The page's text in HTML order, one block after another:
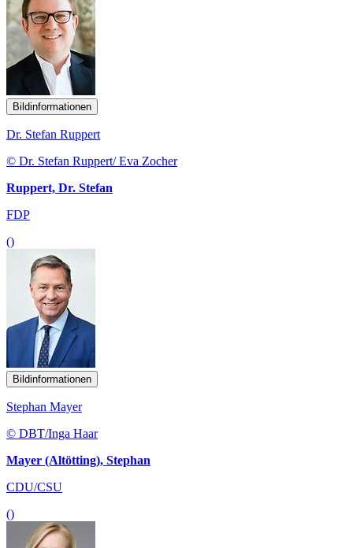
Bildinformationen
Dr. Stefan Ruppert
© Dr. Stefan Ruppert/ Eva Zocher
Ruppert, Dr. Stefan
FDP
()
Bildinformationen
Stephan Mayer
© DBT/Inga Haar
Mayer (Altötting), Stephan
CDU/CSU
()